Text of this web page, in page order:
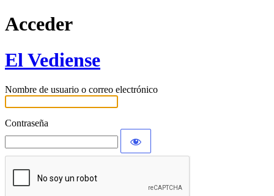
Acceder
El Vediense
Nombre de usuario o correo electrónico
Contraseña